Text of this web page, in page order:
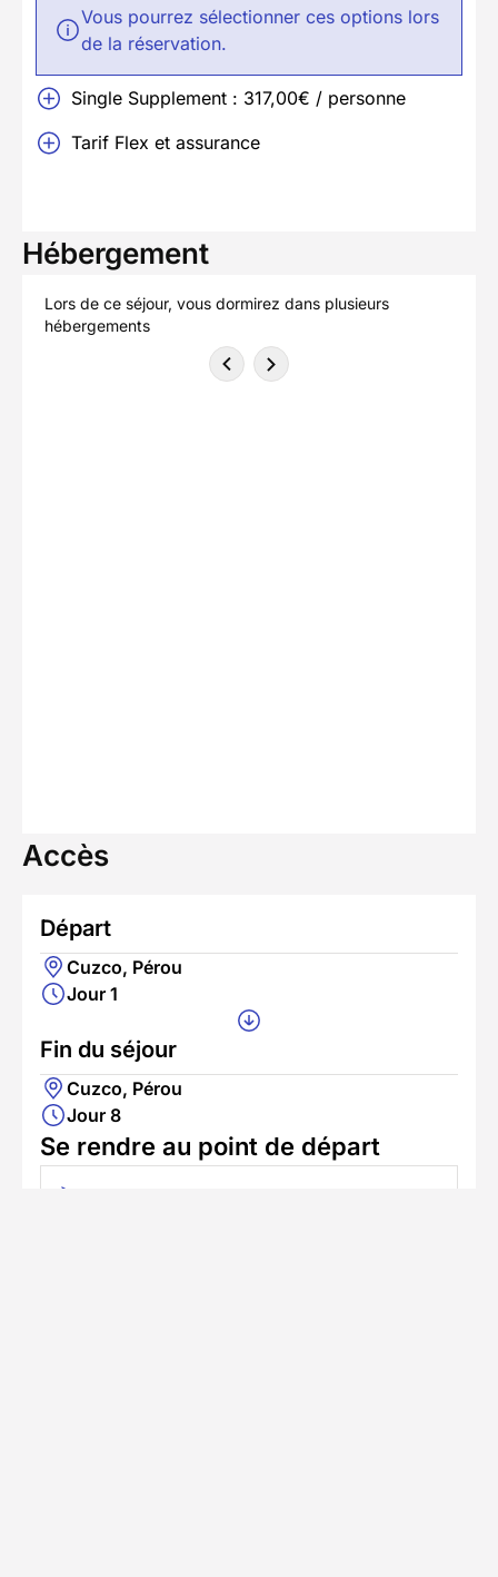
Vous pourrez sélectionner ces options lors
de la réservation.
Single Supplement : 317,00€ / personne
Tarif Flex et assurance
Hébergement
Lors de ce séjour, vous dormirez dans plusieurs
hébergements
Accès
Départ
Cuzco, Pérou
Jour 1
Fin du séjour
Cuzco, Pérou
Jour 8
Se rendre au point de départ